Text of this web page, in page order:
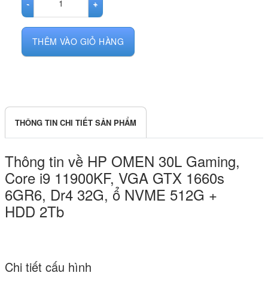
THÊM VÀO GIỎ HÀNG
THÔNG TIN CHI TIẾT SẢN PHẨM
Thông tin về HP OMEN 30L Gaming,
Core i9 11900KF, VGA GTX 1660s
6GR6, Dr4 32G, ổ NVME 512G +
HDD 2Tb
Chi tiết cấu hình